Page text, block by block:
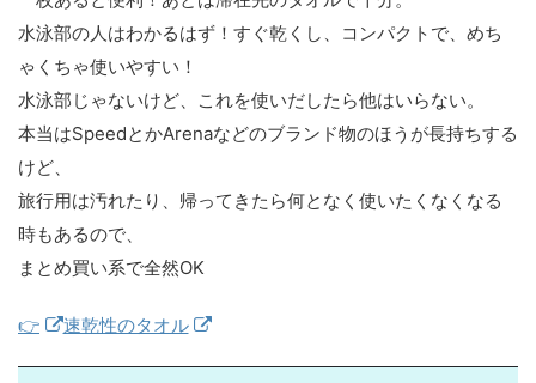
水泳部の人はわかるはず！すぐ乾くし、コンパクトで、めち
ゃくちゃ使いやすい！
水泳部じゃないけど、これを使いだしたら他はいらない。
本当はSpeedとかArenaなどのブランド物のほうが長持ちする
けど、
旅行用は汚れたり、帰ってきたら何となく使いたくなくなる
時もあるので、
まとめ買い系で全然OK
👉 速乾性のタオル